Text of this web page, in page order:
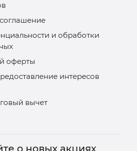
и обработки
оферты
интересов
вычет